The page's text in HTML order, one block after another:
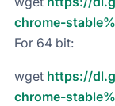
chrome-
For 64 bit:
wget https://
chrome-